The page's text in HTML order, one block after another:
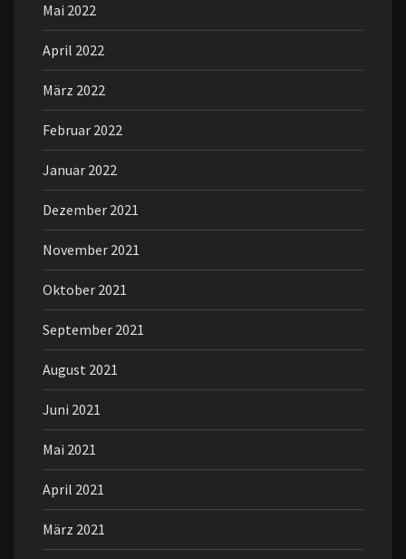
Mai 2022
April 2022
März 2022
Februar 2022
Januar 2022
Dezember 2021
November 2021
Oktober 2021
September 2021
August 2021
Juni 2021
Mai 2021
April 2021
März 2021